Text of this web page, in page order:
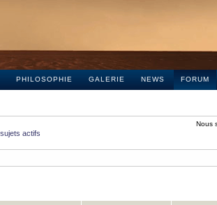
PHILOSOPHIE GALERIE NEWS FORUM
Nous
actifs